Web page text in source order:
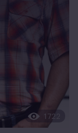
1722